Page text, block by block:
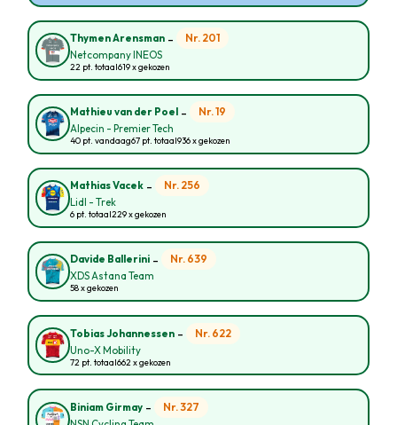
Thymen Arensman - Nr. 201
Netcompany INEOS
22 pt. totaal619 x gekozen
Mathieu van der Poel - Nr. 19
Alpecin - Premier Tech
40 pt. vandaag67 pt. totaal936 x gekozen
Mathias Vacek - Nr. 256
Lidl - Trek
6 pt. totaal229 x gekozen
Davide Ballerini - Nr. 639
XDS Astana Team
58 x gekozen
Tobias Johannessen - Nr. 622
Uno-X Mobility
72 pt. totaal662 x gekozen
Biniam Girmay - Nr. 327